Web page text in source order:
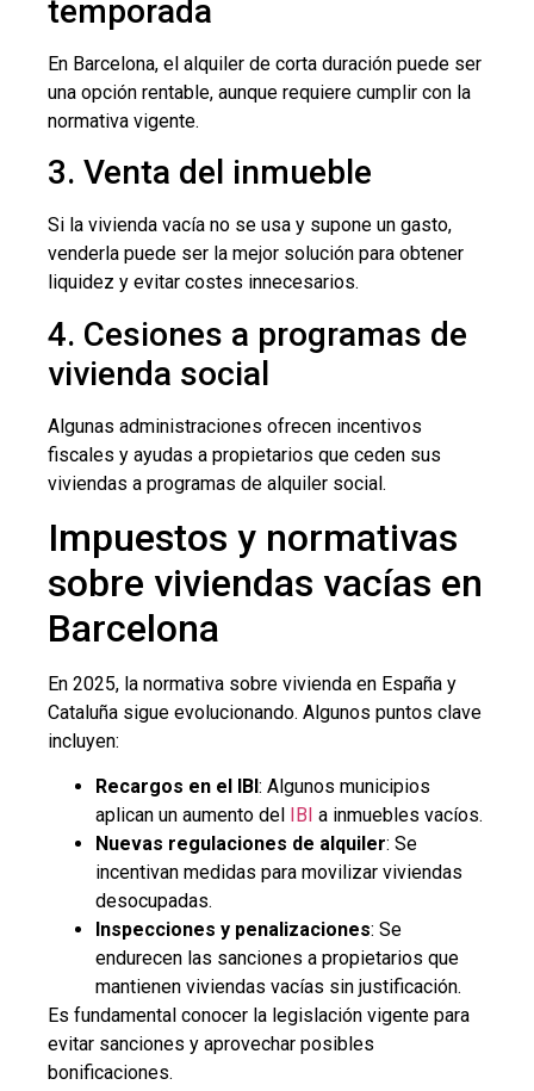
temporada
En Barcelona, el alquiler de corta duración puede ser
una opción rentable, aunque requiere cumplir con la
normativa vigente.
3. Venta del inmueble
Si la vivienda vacía no se usa y supone un gasto,
venderla puede ser la mejor solución para obtener
liquidez y evitar costes innecesarios.
4. Cesiones a programas de
vivienda social
Algunas administraciones ofrecen incentivos
fiscales y ayudas a propietarios que ceden sus
viviendas a programas de alquiler social.
Impuestos y normativas
sobre viviendas vacías en
Barcelona
En 2025, la normativa sobre vivienda en España y
Cataluña sigue evolucionando. Algunos puntos clave
incluyen:
Recargos en el IBI : Algunos municipios
aplican un aumento del
IBI a inmuebles vacíos.
Nuevas regulaciones de alquiler: Se
incentivan medidas para movilizar viviendas
desocupadas.
Inspecciones y penalizaciones: Se
endurecen las sanciones a propietarios que
mantienen viviendas vacías sin justificación.
Es fundamental conocer la legislación vigente para
evitar sanciones y aprovechar posibles
bonificaciones.